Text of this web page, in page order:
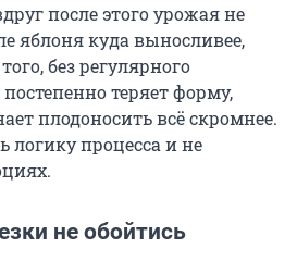
после этого урожая не
яблоня куда выносливее,
без регулярного
теряет форму,
плодоносить всё скромнее.
логику процесса и не
не обойтись